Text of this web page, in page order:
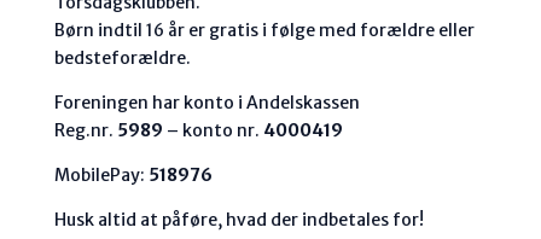
Børn indtil 16 år er gratis i følge med forældre eller
bedsteforældre.
Foreningen har konto i Andelskassen
Reg.nr. 5989 – konto nr. 4000419
MobilePay: 518976
Husk altid at påføre, hvad der indbetales for!